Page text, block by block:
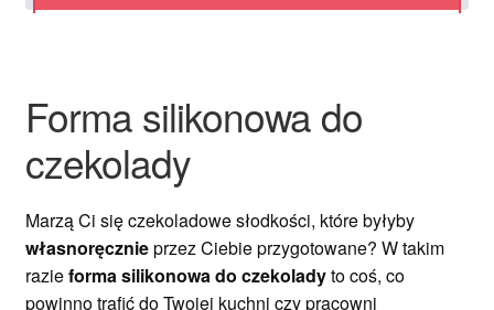
Forma silikonowa do
czekolady
Marzą Ci się czekoladowe słodkości, które byłyby
własnoręcznieprzez Ciebie przygotowane? W takim
razieforma silikonowa do czekoladyto coś, co
powinno trafić do Twojej kuchni czy pracowni